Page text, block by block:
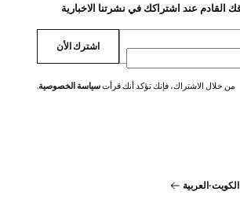
اشترك الأن
من خلال الاشتراك، فإنك تؤكد أنك قرأتسياسة الخصوصية.
الكويت·العربية